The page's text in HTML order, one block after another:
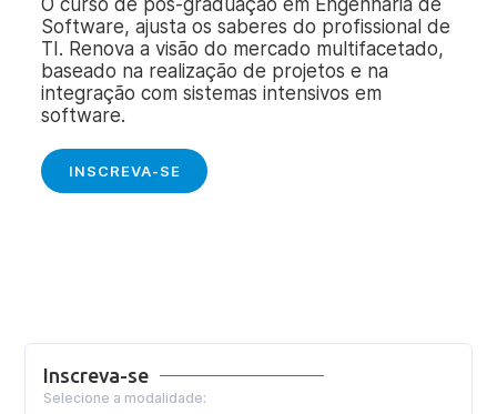
O curso de pós-graduação em Engenharia de
Software, ajusta os saberes do profissional de
TI. Renova a visão do mercado multifacetado,
baseado na realização de projetos e na
integração com sistemas intensivos em
software.
INSCREVA-SE
Inscreva-se
Selecione a modalidade: